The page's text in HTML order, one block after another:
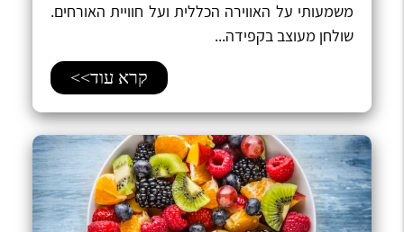
משמעותי על האווירה הכללית ועל חוויית האורחים.
שולחן מעוצב בקפידה...
קרא עוד>>